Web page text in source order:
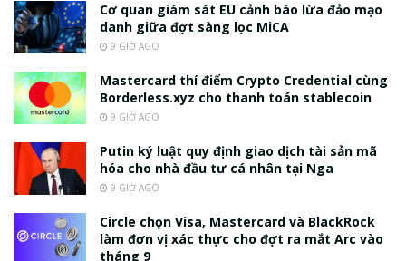
Cơ quan giám sát EU cảnh báo lừa đảo mạo
danh giữa đợt sàng lọc MiCA
9 GIỜ AGO
Mastercard thí điểm Crypto Credential cùng
Borderless.xyz cho thanh toán stablecoin
9 GIỜ AGO
Putin ký luật quy định giao dịch tài sản mã
hóa cho nhà đầu tư cá nhân tại Nga
9 GIỜ AGO
Circle chọn Visa, Mastercard và BlackRock
làm đơn vị xác thực cho đợt ra mắt Arc vào
tháng 9